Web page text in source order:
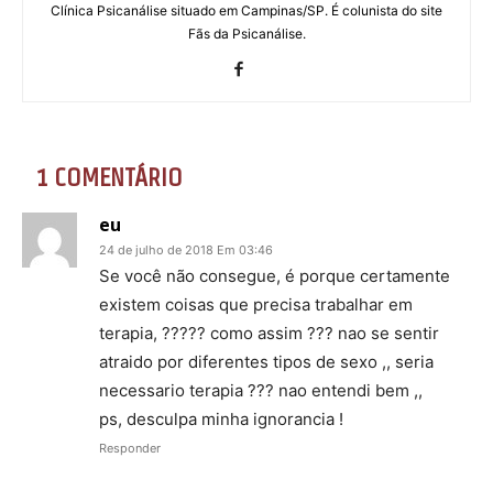
Clínica Psicanálise situado em Campinas/SP. É colunista do site
Fãs da Psicanálise.
1 COMENTÁRIO
eu
24 de julho de 2018 Em 03:46
Se você não consegue, é porque certamente
existem coisas que precisa trabalhar em
terapia, ????? como assim ??? nao se sentir
atraido por diferentes tipos de sexo ,, seria
necessario terapia ??? nao entendi bem ,,
ps, desculpa minha ignorancia !
Responder